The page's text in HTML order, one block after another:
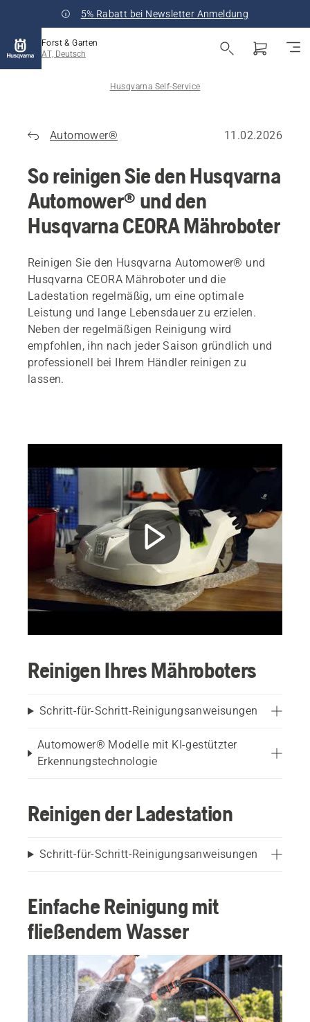
5% Rabatt bei Newsletter Anmeldung
Forst & Garten
AT, Deutsch
Husqvarna Self-Service
Automower® 11.02.2026
So reinigen Sie den Husqvarna
Automower® und den
Husqvarna CEORA Mähroboter
Reinigen Sie den Husqvarna Automower® und
Husqvarna CEORA Mähroboter und die
Ladestation regelmäßig, um eine optimale
Leistung und lange Lebensdauer zu erzielen.
Neben der regelmäßigen Reinigung wird
empfohlen, ihn nach jeder Saison gründlich und
professionell bei Ihrem Händler reinigen zu
lassen.
Reinigen Ihres Mähroboters
Schritt-für-Schritt-Reinigungsanweisungen
Automower® Modelle mit KI-gestützter
Erkennungstechnologie
Reinigen der Ladestation
Schritt-für-Schritt-Reinigungsanweisungen
Einfache Reinigung mit
fließendem Wasser